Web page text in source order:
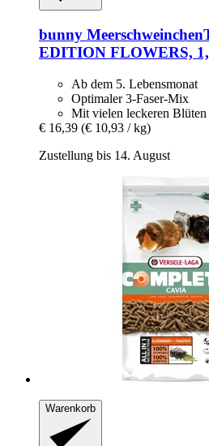
bunny
EDITION FLOWERS,
Ab dem 5. Lebensmonat
Optimaler 3-Faser-Mix
Mit vielen leckeren Blüten
€ 16,39 (€ 10,93 / kg)
Zustellung bis 14. August
Warenkorb